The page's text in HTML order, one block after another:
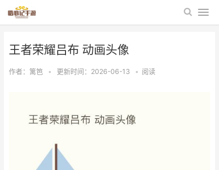
王者荣耀吕布 动画头像
作者： 篱笆 • 更新时间：2026-06-13 • 阅读